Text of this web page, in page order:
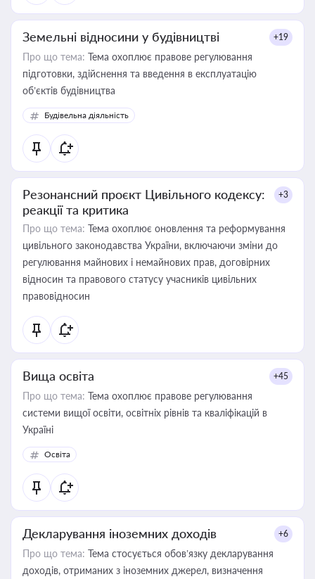
Земельні відносини у будівництві +19
Про що тема: Тема охоплює правове регулювання
підготовки, здійснення та введення в експлуатацію
об’єктів будівництва
Будівельна діяльність
Резонансний проєкт Цивільного кодексу:
реакції та критика
+3
Про що тема: Тема охоплює оновлення та реформування
цивільного законодавства України, включаючи зміни до
регулювання майнових і немайнових прав, договірних
відносин та правового статусу учасників цивільних
правовідносин
Вища освіта +45
Про що тема: Тема охоплює правове регулювання
системи вищої освіти, освітніх рівнів та кваліфікацій в
Україні
Освіта
Декларування іноземних доходів +6
Про що тема: Тема стосується обов’язку декларування
доходів, отриманих з іноземних джерел, визначення